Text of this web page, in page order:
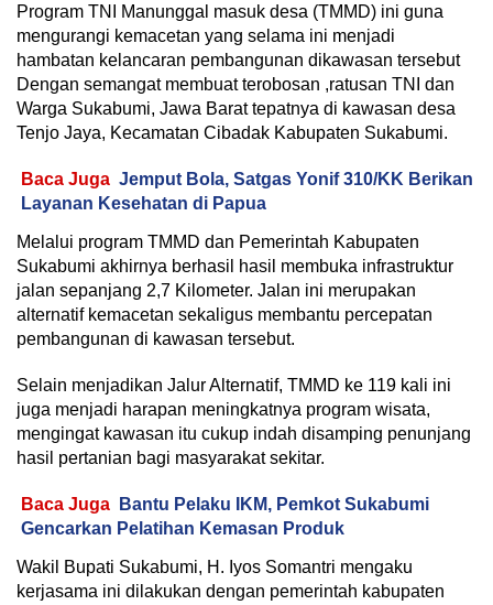
Program TNI Manunggal masuk desa (TMMD) ini guna
mengurangi kemacetan yang selama ini menjadi
hambatan kelancaran pembangunan dikawasan tersebut
Dengan semangat membuat terobosan ,ratusan TNI dan
Warga Sukabumi, Jawa Barat tepatnya di kawasan desa
Tenjo Jaya, Kecamatan Cibadak Kabupaten Sukabumi.
Baca Juga Jemput Bola, Satgas Yonif 310/KK Berikan
Layanan Kesehatan di Papua
Melalui program TMMD dan Pemerintah Kabupaten
Sukabumi akhirnya berhasil hasil membuka infrastruktur
jalan sepanjang 2,7 Kilometer. Jalan ini merupakan
alternatif kemacetan sekaligus membantu percepatan
pembangunan di kawasan tersebut.
Selain menjadikan Jalur Alternatif, TMMD ke 119 kali ini
juga menjadi harapan meningkatnya program wisata,
mengingat kawasan itu cukup indah disamping penunjang
hasil pertanian bagi masyarakat sekitar.
Baca Juga
Bantu Pelaku IKM, Pemkot Sukabumi
Gencarkan Pelatihan Kemasan Produk
Wakil Bupati Sukabumi, H. Iyos Somantri mengaku
kerjasama ini dilakukan dengan pemerintah kabupaten